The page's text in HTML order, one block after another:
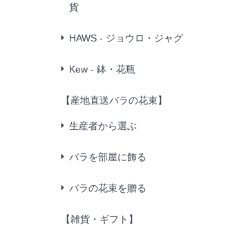
貨
HAWS - ジョウロ・ジャグ
Kew - 鉢・花瓶
【産地直送バラの花束】
生産者から選ぶ
バラを部屋に飾る
バラの花束を贈る
【雑貨・ギフト】